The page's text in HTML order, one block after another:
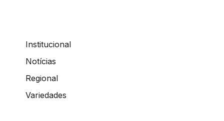
Institucional
Notícias
Regional
Variedades